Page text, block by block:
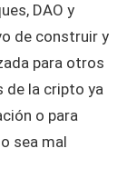
DAO y
de construir y
para otros
de la cripto ya
o para
sea mal